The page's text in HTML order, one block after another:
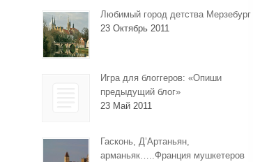
Любимый город детства Мерзебург
23 Октябрь 2011
Игра для блоггеров: «Опиши
предыдущий блог»
23 Май 2011
Гасконь, Д’Артаньян,
арманьяк…..Франция мушкетеров